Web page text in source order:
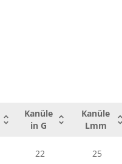
Kanüle
in G
Kanüle
Lmm
22 25